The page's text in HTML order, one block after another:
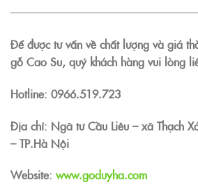
Để được tư vấn về chất lượng và giá
gỗ Cao Su, quý khách hàng vui lòng
Hotline: 0966.519.723
Địa chỉ: Ngã tư Cầu Liêu – xã Thạch
– TP.Hà Nội
Website:www.goduyha.com